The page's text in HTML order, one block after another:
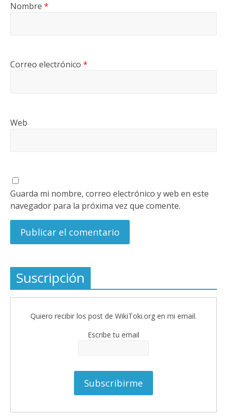
Nombre *
Correo electrónico *
Web
Guarda mi nombre, correo electrónico y web en este
navegador para la próxima vez que comente.
Suscripción
Quiero recibir los post de WikiToki.org en mi email.
Escribe tu email